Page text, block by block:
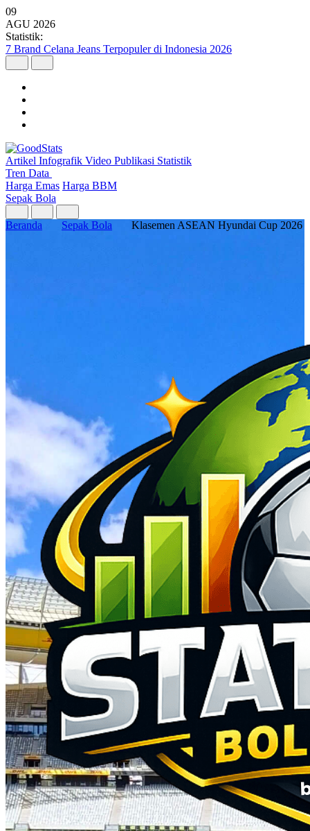
09
AGU 2026
Statistik:
7 Brand Celana Jeans Terpopuler di Indonesia 2026
Artikel Infografik Video Publikasi Statistik
Tren Data
Harga Emas Harga BBM
Sepak Bola
Beranda Sepak Bola Klasemen ASEAN Hyundai Cup 2026